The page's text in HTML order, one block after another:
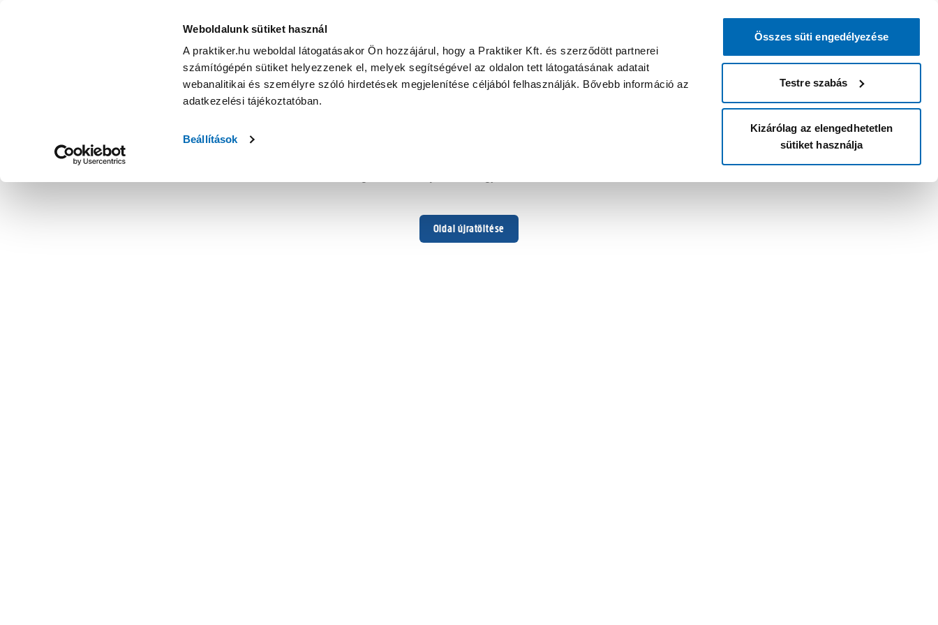
Weboldalunk sütiket használ
A praktiker.hu weboldal látogatásakor Ön hozzájárul, hogy a Praktiker Kft. és szerződött partnerei
számítógépén sütiket helyezzenek el, melyek segítségével az oldalon tett látogatásának adatait
webanalitikai és személyre szóló hirdetések megjelenítése céljából felhasználják. Bővebb információ az
adatkezelési tájékoztatóban.
Beállítások
Összes süti engedélyezése
Testre szabás
Kizárólag az elengedhetetlen
sütiket használja
Oldal újratöltése